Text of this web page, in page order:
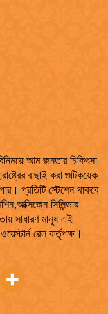
আম জনতার চিকিৎসা
বাছাই করা গুটিকয়েক
প্রতিটি স্টেশেন থাকবে
সিলিন্ডার
সাধারণ মানুষ এই
রেল কর্তৃপক্ষ।